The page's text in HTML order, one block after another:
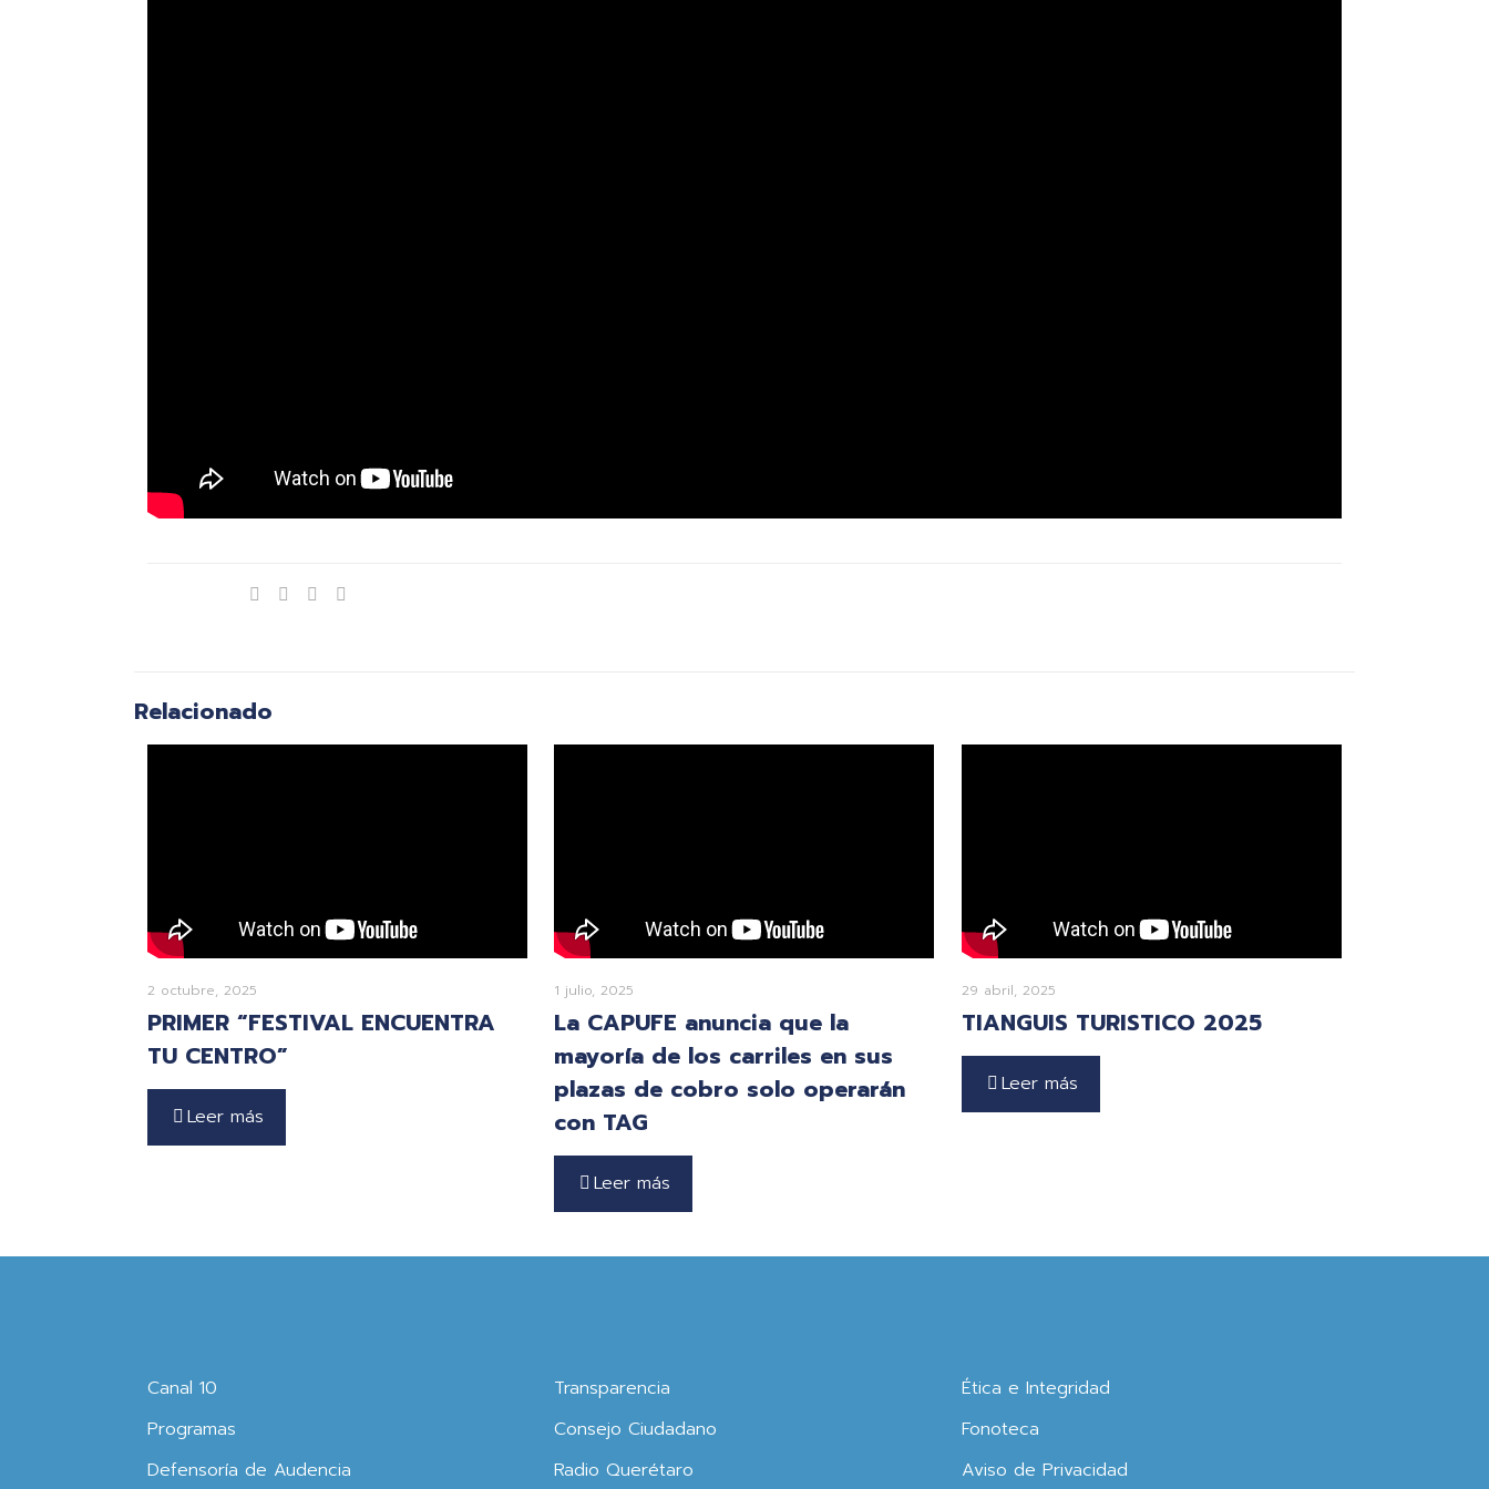
Relacionado
2 octubre, 2025
PRIMER “FESTIVAL ENCUENTRA
TU CENTRO”
Leer más
1 julio, 2025
La CAPUFE anuncia que la
mayoría de los carriles en sus
plazas de cobro solo operarán
con TAG
Leer más
29 abril, 2025
TIANGUIS TURISTICO 2025
Leer más
Canal 10
Programas
Defensoría de Audencia
Transparencia
Consejo Ciudadano
Radio Querétaro
Ética e Integridad
Fonoteca
Aviso de Privacidad